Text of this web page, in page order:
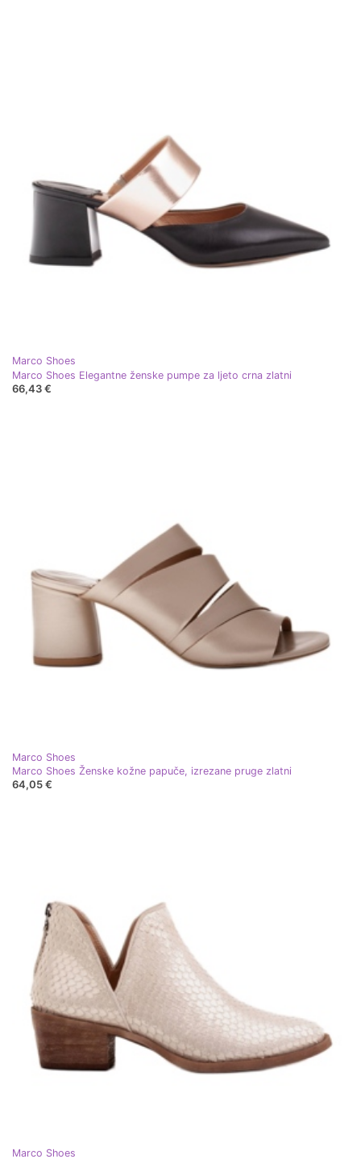
Marco Shoes
Marco Shoes Elegantne ženske pumpe za ljeto crna zlatni
66,43 €
Marco Shoes
Marco Shoes Ženske kožne papuče, izrezane pruge zlatni
64,05 €
Marco Shoes